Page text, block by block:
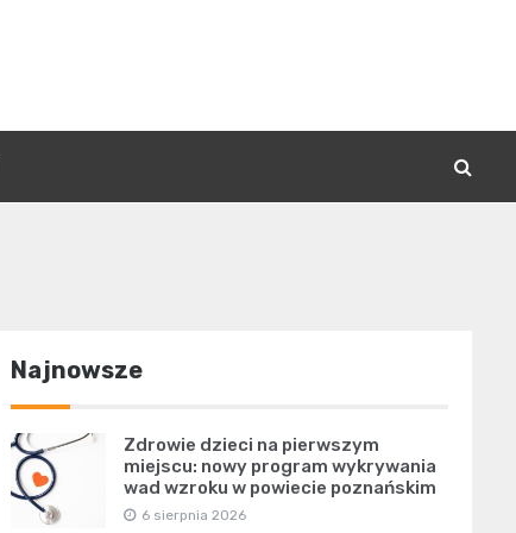
Najnowsze
Zdrowie dzieci na pierwszym
miejscu: nowy program wykrywania
wad wzroku w powiecie poznańskim
6 sierpnia 2026